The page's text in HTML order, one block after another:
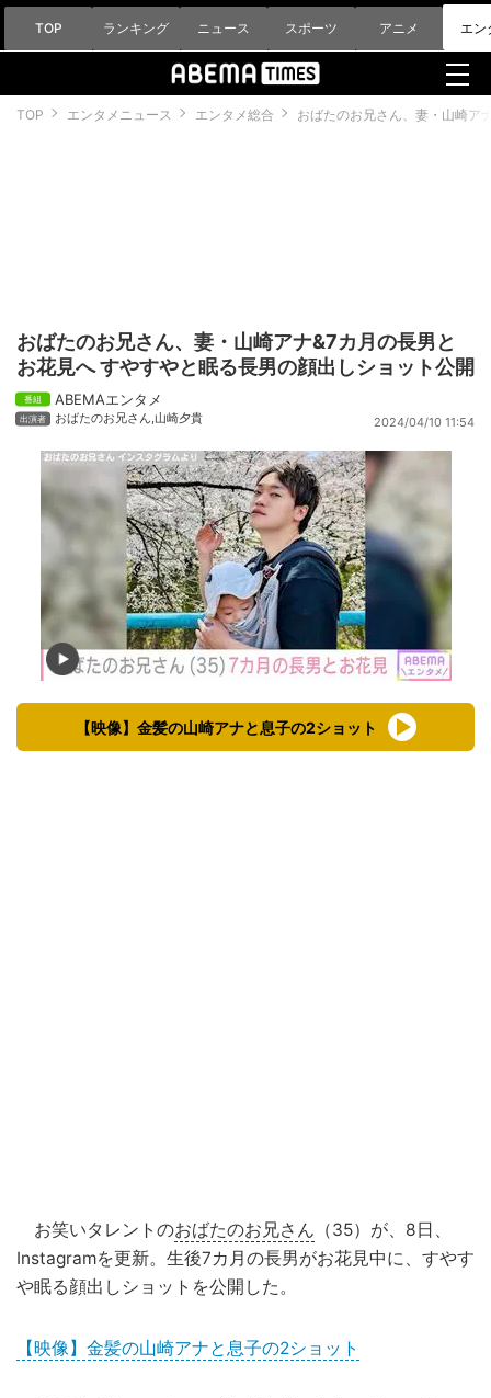
TOP ランキング ニュース スポーツ アニメ エン
TOP エンタメニュース エンタメ総合 おばたのお兄さん、妻・山崎ア
おばたのお兄さん、妻・山崎アナ&7カ月の長男と
お花見へ すやすやと眠る長男の顔出しショット公開
ABEMAエンタメ
おばたのお兄さん,山崎夕貴 2024/04/10 11:54
【映像】金髪の山崎アナと息子の2ショット
お笑いタレントのおばたのお兄さん （35）が、8日、
Instagramを更新。生後7カ月の長男がお花見中に、すやす
や眠る顔出しショットを公開した。
【映像】金髪の山崎アナと息子の2ショット